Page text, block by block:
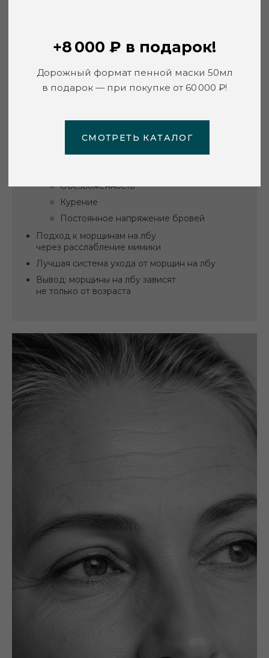
От чего появляются морщины на лбу
создаёт морщины на лбу
Почему потеря коллагена
Современные привычки, которые
усиливают морщины на лбу
Обезвоженность
Курение
Постоянное напряжение бровей
Подход к морщинам на лбу
через расслабление мимики
Лучшая система ухода от морщин на лбу
Вывод: морщины на лбу зависят
не только от возраста